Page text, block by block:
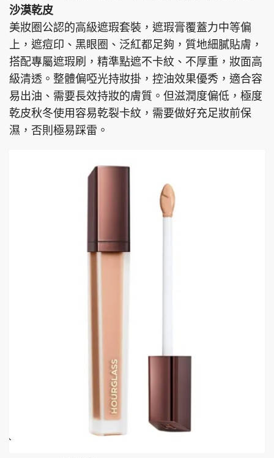
沙漠乾皮
美妝圈公認的高級遮瑕套裝，遮瑕膏覆蓋力中等偏
上，遮痘印、黑眼圈、泛紅都足夠，質地細膩貼膚，
搭配專屬遮瑕刷，精準點遮不卡紋、不厚重，妝面高
級清透。整體偏啞光持妝掛，控油效果優秀，適合容
易出油、需要長效持妝的膚質。但滋潤度偏低，極度
乾皮秋冬使用容易乾裂卡紋，需要做好充足妝前保
濕，否則極易踩雷。